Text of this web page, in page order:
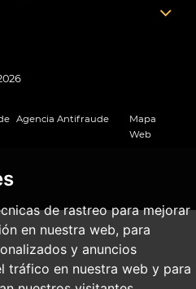
de rastreo para mejorar
en nuestra web, para
y anuncios
tráfico en nuestra web y para
Agencia Antifraude
Mapa
Web